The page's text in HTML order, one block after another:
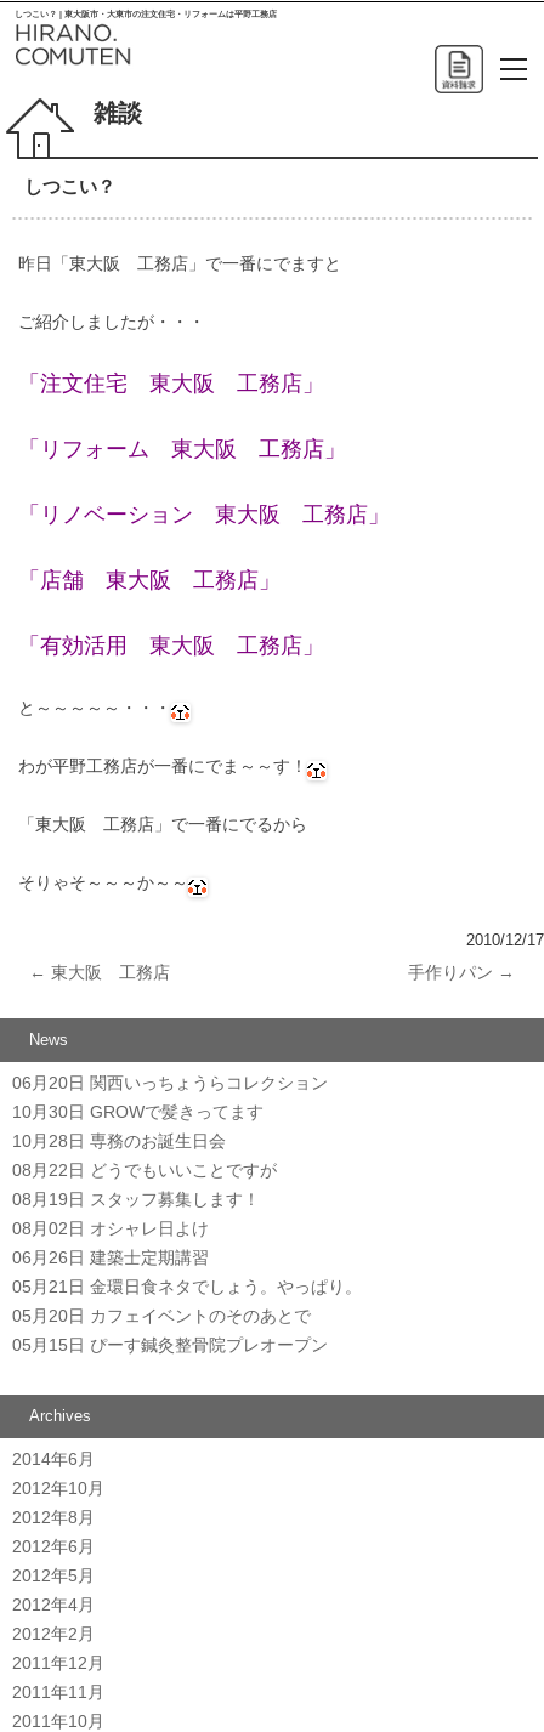
しつこい？ | 東大阪市・大東市の注文住宅・リフォームは平野工務店
雑談
しつこい？
昨日「東大阪 工務店」で一番にでますと
ご紹介しましたが・・・
「注文住宅 東大阪 工務店」
「リフォーム 東大阪 工務店」
「リノベーション 東大阪 工務店」
「店舗 東大阪 工務店」
「有効活用 東大阪 工務店」
と～～～～～・・・
わが平野工務店が一番にでま～～す！
「東大阪 工務店」で一番にでるから
そりゃそ～～～か～～
2010/12/17
← 東大阪 工務店 手作りパン →
News
06月20日 関西いっちょうらコレクション
10月30日 GROWで髪きってます
10月28日 専務のお誕生日会
08月22日 どうでもいいことですが
08月19日 スタッフ募集します！
08月02日 オシャレ日よけ
06月26日 建築士定期講習
05月21日 金環日食ネタでしょう。やっぱり。
05月20日 カフェイベントのそのあとで
05月15日 ぴーす鍼灸整骨院プレオープン
Archives
2014年6月
2012年10月
2012年8月
2012年6月
2012年5月
2012年4月
2012年2月
2011年12月
2011年11月
2011年10月